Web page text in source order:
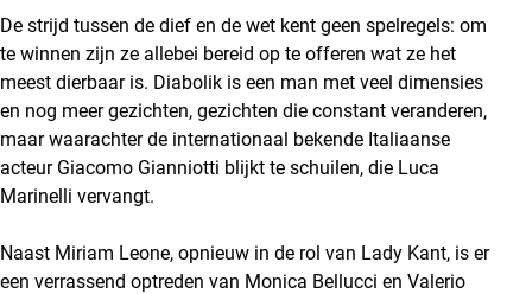
De strijd tussen de dief en de wet kent geen spelregels: om
te winnen zijn ze allebei bereid op te offeren wat ze het
meest dierbaar is. Diabolik is een man met veel dimensies
en nog meer gezichten, gezichten die constant veranderen,
maar waarachter de internationaal bekende Italiaanse
acteur Giacomo Gianniotti blijkt te schuilen, die Luca
Marinelli vervangt.
Naast Miriam Leone, opnieuw in de rol van Lady Kant, is er
een verrassend optreden van Monica Bellucci en Valerio